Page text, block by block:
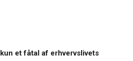
et fåtal af erhvervslivets